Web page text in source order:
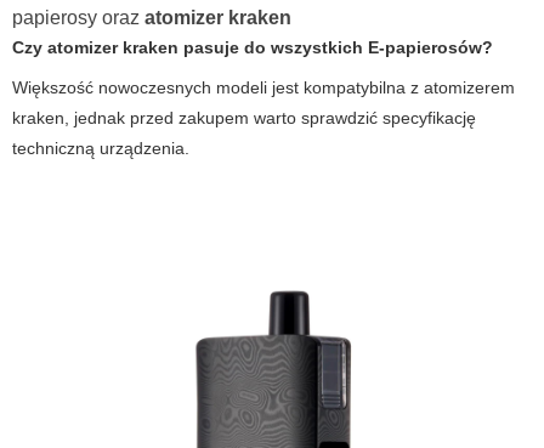
papierosy oraz atomizer kraken
Czy atomizer kraken pasuje do wszystkich E-papierosów?
Większość nowoczesnych modeli jest kompatybilna z atomizerem
kraken, jednak przed zakupem warto sprawdzić specyfikację
techniczną urządzenia.